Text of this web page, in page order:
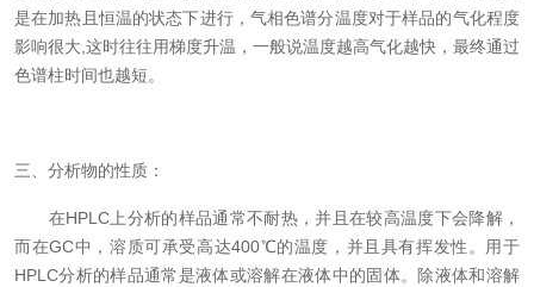
是在加热且恒温的状态下进行，气相色谱分温度对于样品的气化程度
影响很大,这时往往用梯度升温，一般说温度越高气化越快，最终通过
色谱柱时间也越短。
三、分析物的性质：
在HPLC上分析的样品通常不耐热，并且在较高温度下会降解，
而在GC中，溶质可承受高达400℃的温度，并且具有挥发性。用于
HPLC分析的样品通常是液体或溶解在液体中的固体。除液体和溶解